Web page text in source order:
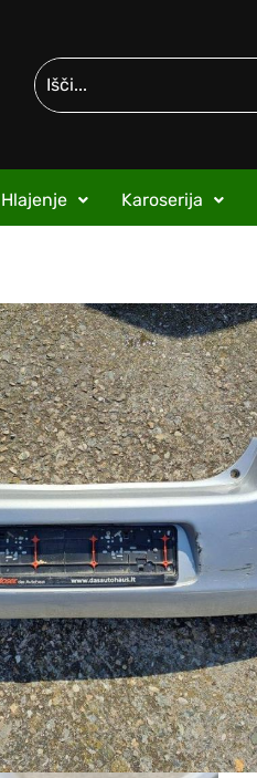
Hlajenje Karoserija